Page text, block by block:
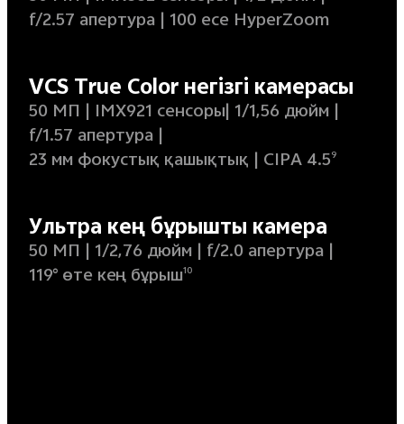
f/2.57 апертура | 100 есе HyperZoom
VCS True Color негізгі камерасы
50 МП | IMX921 сенсоры| 1/1,56 дюйм |
f/1.57 апертура |
23 мм фокустық қашықтық | CIPA 4.59
Ультра кең бұрышты камера
50 МП | 1/2,76 дюйм | f/2.0 апертура |
119° өте кең бұрыш10